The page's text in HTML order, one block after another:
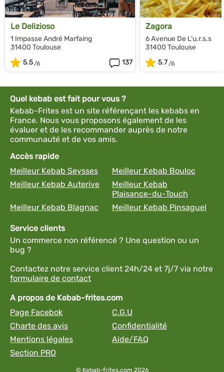
Le Delizioso
1 Impasse André Marfaing
31400 Toulouse
5.5
137
Zagora
6 Avenue De L'u.r.s.s
31400 Toulouse
5.7
Quel kebab est fait pour vous ?
Kebab-Frites est un site référençant les kebabs en
France. Nous vous proposons également de les
évaluer et de les recommander auprès de notre
communauté et de vos amis.
Accès rapide
Meilleur Kebab Seysses
Meilleur Kebab Bouloc
Meilleur Kebab Auterive
Meilleur Kebab
Plaisance-du-Touch
Meilleur Kebab Blagnac
Meilleur Kebab Pinsaguel
Service clients
Un commerce non référencé ? Une question ou un
bug ?
Contactez notre service client 24h/24 et 7j/7 via notre
formulaire de contact
A propos de Kebab-frites.com
Page Facebok
C.G.U
Charte des avis
Confidentialité
Mentions légales
Aide/FAQ
Section PRO
© Kebab-frites.com 2026